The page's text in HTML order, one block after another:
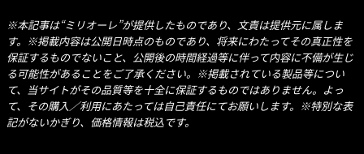
※本記事は“ミリオーレ”が提供したものであり、文責は提供元に属しま
す。※掲載内容は公開日時点のものであり、将来にわたってその真正性を
保証するものでないこと、公開後の時間経過等に伴って内容に不備が生じ
る可能性があることをご了承ください。※掲載されている製品等につい
て、当サイトがその品質等を十全に保証するものではありません。よっ
て、その購入／利用にあたっては自己責任にてお願いします。※特別な表
記がないかぎり、価格情報は税込です。